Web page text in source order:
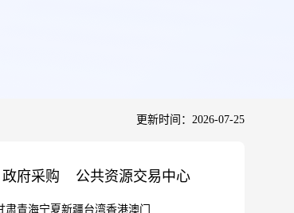
更新时间：2026-07-25
政府采购 公共资源交易中心
肃青海宁夏新疆台湾香港澳门